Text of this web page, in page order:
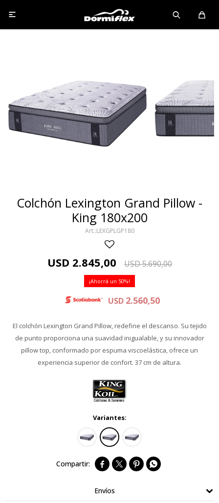

Colchón Lexington Grand Pillow -
King 180x200
LEXGPLGP180
USD 2.845,00 USD5.690,00
50
USD 2.560,50
El colchón Lexington Grand Pillow, redefine el descanso. Su tejido
de punto proporciona una suavidad inigualable, y su innovador
pillow top, conformado por espuma viscoelástica, ofrece un
experiencia superior de confort. 37 cm de altura.
Variantes:
   
Envíos